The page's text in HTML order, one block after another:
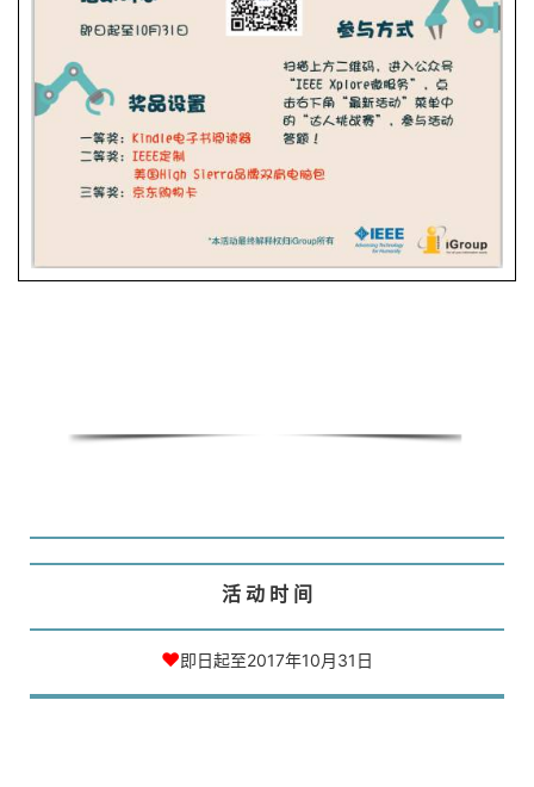
活 动 时 间
♥即日起至2017年10月31日